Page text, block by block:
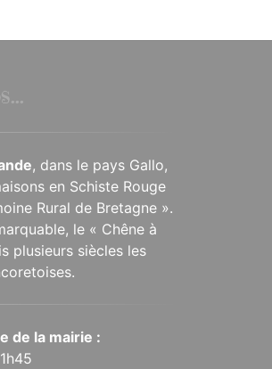
, dans le pays Gallo,
en Schiste Rouge
Rural de Bretagne ».
le « Chêne à
plusieurs siècles les
de la mairie :